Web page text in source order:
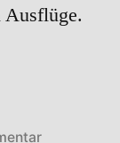
Ausflüge.
zu